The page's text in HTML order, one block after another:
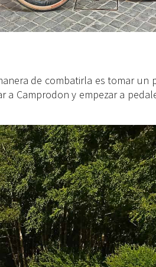
de combatirla es tomar un
Camprodon y empezar a